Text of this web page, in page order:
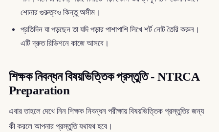
শোনার গুরুত্বও কিন্তু অসীম।
প্রতিদিন যা পড়ছেন তা যদি পড়ার পাশাপাশি লিখে শর্ট নোট তৈরি করুন।
এটি দ্রুত রিভিশনে কাজে আসবে।
শিক্ষক নিবন্ধন বিষয়ভিত্তিক প্রস্তুতি - NTRCA
Preparation
এবার তাহলে দেখে নিন শিক্ষক নিবন্ধন পরীক্ষায় বিষয়ভিত্তিক প্রস্তুতির জন্য
কী করলে আপনার প্রস্তুতি যথাযথ হবে।